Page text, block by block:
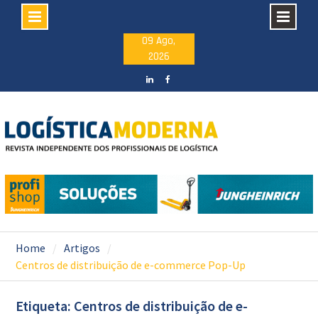
09 Ago,
2026
Home
Artigos
Centros de distribuição de e-commerce Pop-Up
Etiqueta: Centros de distribuição de e-